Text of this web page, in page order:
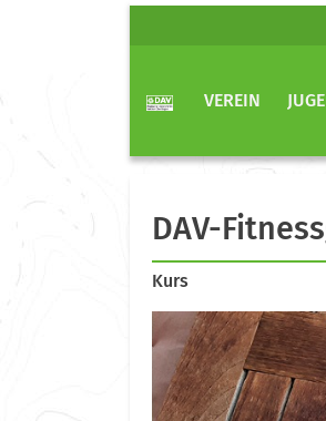
VEREIN
DAV-
Kurs